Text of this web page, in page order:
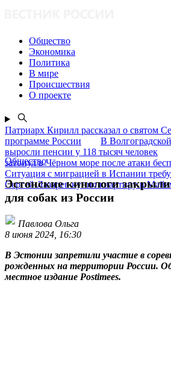
Общество
Экономика
Политика
В мире
Происшествия
О проекте
Патриарх Кирилл рассказал о святом
программе России
В
выросли пенсии у 118 тысяч человек
затонул в Чёрном море после атаки
Ситуация с миграцией в Испании
Сергей Лазарев купил квартиру в
Общество
Эстонские кинологи
для собак из России
Павлова Ольга
8 июня 2024, 16:30
В Эстонии запретили участие в
рожденных на территории России.
местное издание Postimees.